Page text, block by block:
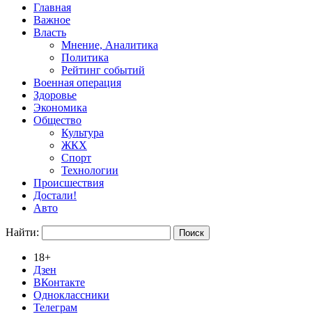
Главная
Важное
Власть
Мнение, Аналитика
Политика
Рейтинг событий
Военная операция
Здоровье
Экономика
Общество
Культура
ЖКХ
Спорт
Технологии
Происшествия
Достали!
Авто
Найти:
18+
Дзен
ВКонтакте
Одноклассники
Телеграм